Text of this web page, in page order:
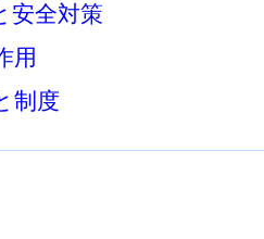
安全対策
用
制度